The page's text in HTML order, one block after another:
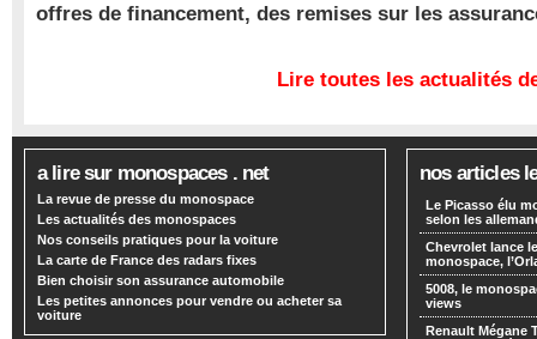
offres de financement, des remises sur les
Lire toutes les actualités
a lire sur monospaces . net
La revue de presse du monospace
Les actualités des monospaces
Nos conseils pratiques pour la voiture
La carte de France des radars fixes
Bien choisir son assurance automobile
Les petites annonces pour vendre ou acheter sa
voiture
nos articles
Le Picasso élu
selon les
Chevrolet lance
monospace,
5008, le
views
Renault Mégane